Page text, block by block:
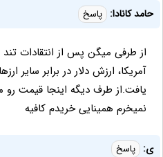
حامد کانادا: پاسخ
از طرفی میگن پس از انتقادات
آمریکا، ارزش دلار در برابر سایر
یافت.از طرف دیگه اینجا قیمت رو
نمیخرم همینایی خریدم کافیه
ی: پاسخ